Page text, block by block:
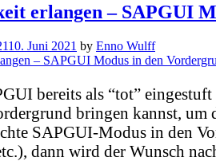
erlangen – SAPGUI
10. Juni 2021 by Enno Wulff
bereits als “tot”
bringen kannst, um
SAPGUI-Modus in den
dann wird der Wunsch